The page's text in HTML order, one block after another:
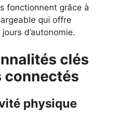
fonctionnent grâce à
qui offre
d’autonomie.
clés
connectés
physique